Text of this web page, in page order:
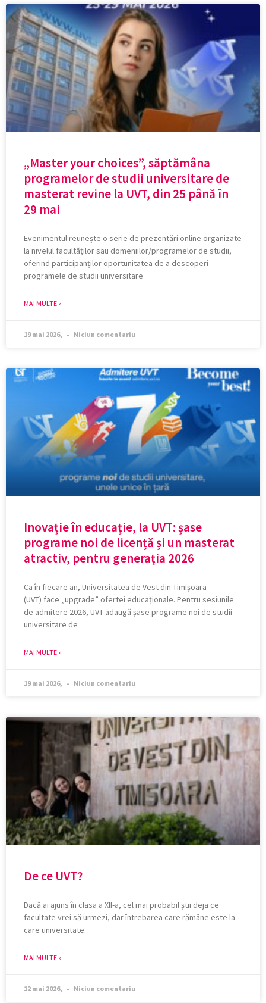
„Master your choices”, săptămâna
programelor de studii universitare de
masterat revine la UVT, din 25 până în
29 mai
Evenimentul reunește o serie de prezentări online organizate
la nivelul facultăților sau domeniilor/programelor de studii,
oferind participanților oportunitatea de a descoperi
programele de studii universitare
MAI MULTE »
19 mai 2026, Niciun comentariu
Inovație în educație, la UVT: șase
programe noi de licență și un masterat
atractiv, pentru generația 2026
Ca în fiecare an, Universitatea de Vest din Timișoara
(UVT) face „upgrade” ofertei educaționale. Pentru sesiunile
de admitere 2026, UVT adaugă șase programe noi de studii
universitare de
MAI MULTE »
19 mai 2026, Niciun comentariu
De ce UVT?
Dacă ai ajuns în clasa a XII-a, cel mai probabil știi deja ce
facultate vrei să urmezi, dar întrebarea care rămâne este la
care universitate.
MAI MULTE »
12 mai 2026, Niciun comentariu